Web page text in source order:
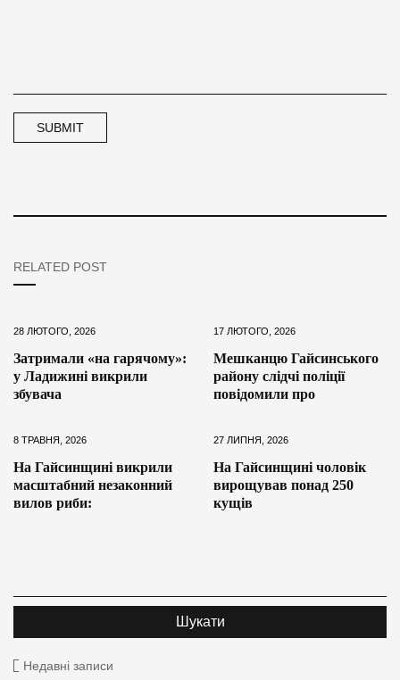
RELATED POST
28 ЛЮТОГО, 2026
Затримали «на гарячому»:
у Ладижині викрили
збувача
17 ЛЮТОГО, 2026
Мешканцю Гайсинського
району слідчі поліції
повідомили про
8 ТРАВНЯ, 2026
На Гайсинщині викрили
масштабний незаконний
вилов риби:
27 ЛИПНЯ, 2026
На Гайсинщині чоловік
вирощував понад 250
кущів
Недавні записи